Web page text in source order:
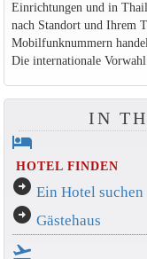
Einrichtungen und in
nach Standort und Ihrem
Mobilfunknummern
Die internationale
IN
hotel
HOTEL FINDEN
arrow_circle_right Ein Hotel suchen
arrow_circle_right Gästehaus
flight_takeoff